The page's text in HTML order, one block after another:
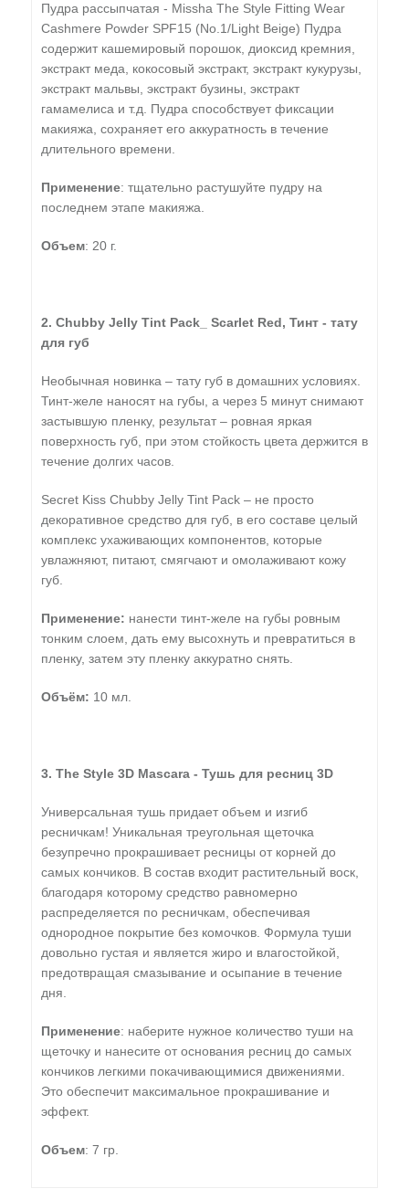
Пудра рассыпчатая - Missha The Style Fitting Wear
Cashmere Powder SPF15 (No.1/Light Beige) Пудра
содержит кашемировый порошок, диоксид кремния,
экстракт меда, кокосовый экстракт, экстракт кукурузы,
экстракт мальвы, экстракт бузины, экстракт
гамамелиса и т.д. Пудра способствует фиксации
макияжа, сохраняет его аккуратность в течение
длительного времени.
Применение: тщательно растушуйте пудру на
последнем этапе макияжа.
Объем: 20 г.
2. Chubby Jelly Tint Pack_ Scarlet Red, Тинт - тату
для губ
Необычная новинка – тату губ в домашних условиях.
Тинт-желе наносят на губы, а через 5 минут снимают
застывшую пленку, результат – ровная яркая
поверхность губ, при этом стойкость цвета держится в
течение долгих часов.
Secret Kiss Chubby Jelly Tint Pack – не просто
декоративное средство для губ, в его составе целый
комплекс ухаживающих компонентов, которые
увлажняют, питают, смягчают и омолаживают кожу
губ.
Применение: нанести тинт-желе на губы ровным
тонким слоем, дать ему высохнуть и превратиться в
пленку, затем эту пленку аккуратно снять.
Объём: 10 мл.
3. The Style 3D Mascara - Тушь для ресниц 3D
Универсальная тушь придает объем и изгиб
ресничкам! Уникальная треугольная щеточка
безупречно прокрашивает ресницы от корней до
самых кончиков. В состав входит растительный воск,
благодаря которому средство равномерно
распределяется по ресничкам, обеспечивая
однородное покрытие без комочков. Формула туши
довольно густая и является жиро и влагостойкой,
предотвращая смазывание и осыпание в течение
дня.
Применение: наберите нужное количество туши на
щеточку и нанесите от основания ресниц до самых
кончиков легкими покачивающимися движениями.
Это обеспечит максимальное прокрашивание и
эффект.
Объем: 7 гр.